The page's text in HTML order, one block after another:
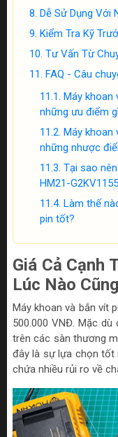
Dễ Sử Dụng Với
Kiểm Tra Kỹ
Tư Vấn Từ
FAQ - Câu
Máy khoan
những ưu điểm
Máy khoan
những nhược
Tại sao
HM21-
Làm thế
pin tốt?
Giá Cả Cạnh
Lúc Nào
Máy khoan và bắn vít
500.000 VNĐ. Mặc
trên các sàn thương
đây là sự lựa chọn tốt
chứa nhiều rủi ro về